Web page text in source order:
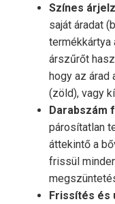
Színes
saját áradat
termékkártya
árszűrőt
hogy az árad
(zöld), vagy
Darabszám
párosítatlan
áttekintő a
frissül
Frissítés és